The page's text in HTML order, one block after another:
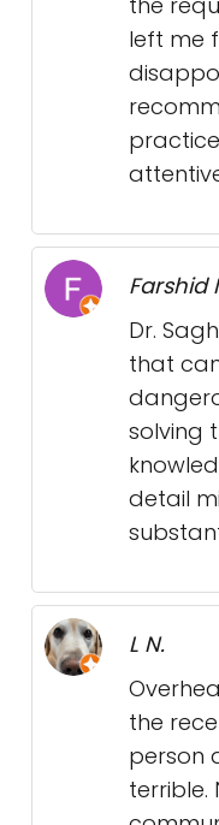
left me
Farshid
Dr.
that
solving
detail
L N.
the
person
terrible.